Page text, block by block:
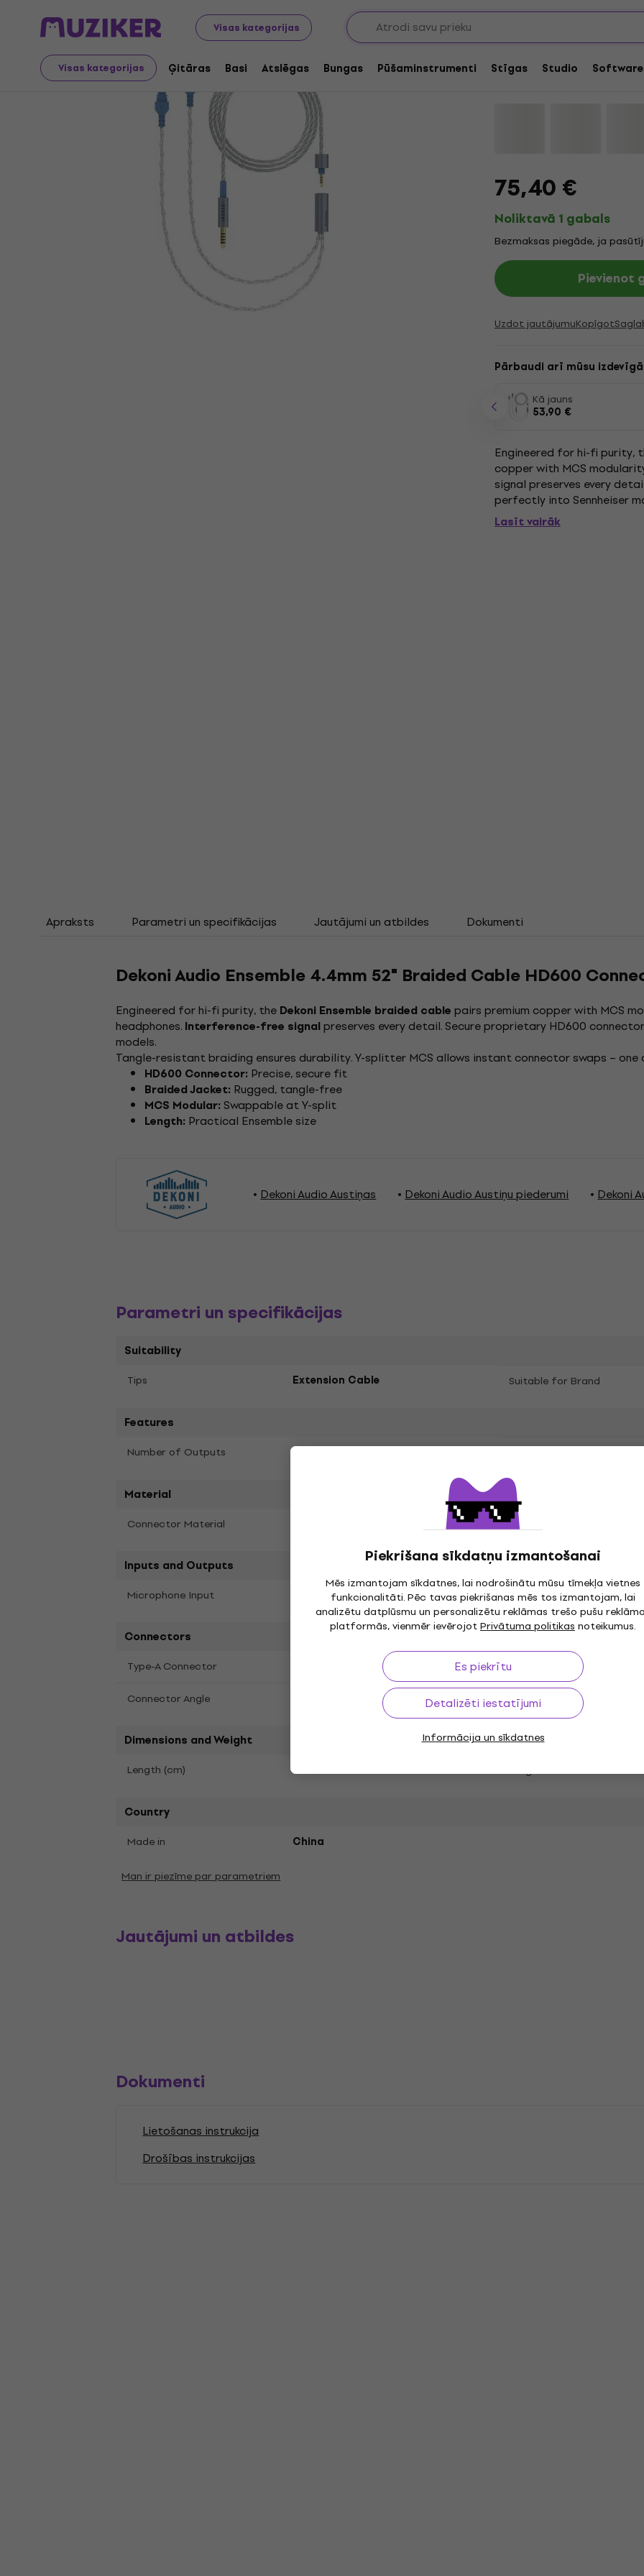
Visas kategorijas
Visas kategorijas Ģitāras Basi Atslēgas Bungas Pūšaminstrumenti Stīgas Studio Software
Piekrišana sīkdatņu izmantošanai
Mēs izmantojam sīkdatnes, lai nodrošinātu mūsu tīmekļa vietnes
funkcionalitāti. Pēc tavas piekrišanas mēs tos izmantojam, lai
analizētu datplūsmu un personalizētu reklāmas trešo pušu
platformās, vienmēr ievērojotPrivātuma politikasnoteikumus.
Es piekrītu
Detalizēti iestatījumi
Informācija un sīkdatnes
Audio Video Tech Austiņas Austiņu piederumi Austiņu kabeļi
Dekoni Audio
Connectors
75,40 €
Noliktavā 1 gabals
Bezmaksas piegāde, ja
Pievienot
Uzdot jautājumuKopīgot
Pārbaudi arī mūsu
Kā jauns
53,90 €
Engineered for hi-fi purity,
copper with MCS
signal preserves every
perfectly into Sennheiser
splitter MCS allows instant
Lasīt vairāk
Apraksts Parametri un specifikācijas Jautājumi un atbildes Dokumenti
Dekoni Audio Ensemble 4.4mm 52" Braided Cable HD600
Engineered for hi-fi purity, the Dekoni Ensemble braided cable pairs premium copper with MCS
headphones. Interference-free signalpreserves every detail. Secure proprietary HD600
models.
Tangle-resistant braiding ensures durability. Y-splitter MCS allows instant connector swaps –
HD600 Connector: Precise, secure fit
Braided Jacket: Rugged, tangle-free
MCS Modular: Swappable at Y-split
Length: Practical Ensemble size
Dekoni Audio Austiņas Dekoni Audio Austiņu piederumi Dekoni
Parametri un specifikācijas
Suitability
Tips Extension Cable Suitable for Brand
Features
Number of Outputs 2
Material
Connector Material
Inputs and Outputs
Microphone Input
Connectors
Type-A Connector Jack 4,4 mm TRRRS Male Type-B Connector
Connector Angle Straight - Straight
Dimensions and Weight
Length (cm) 132 Length
Country
Made in China
Man ir piezīme par parametriem
Jautājumi un atbildes
Dokumenti
Lietošanas instrukcija
Drošības instrukcijas